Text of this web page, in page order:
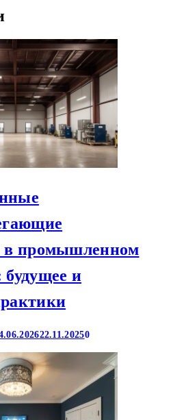
в промышленном
и
22.11.20250